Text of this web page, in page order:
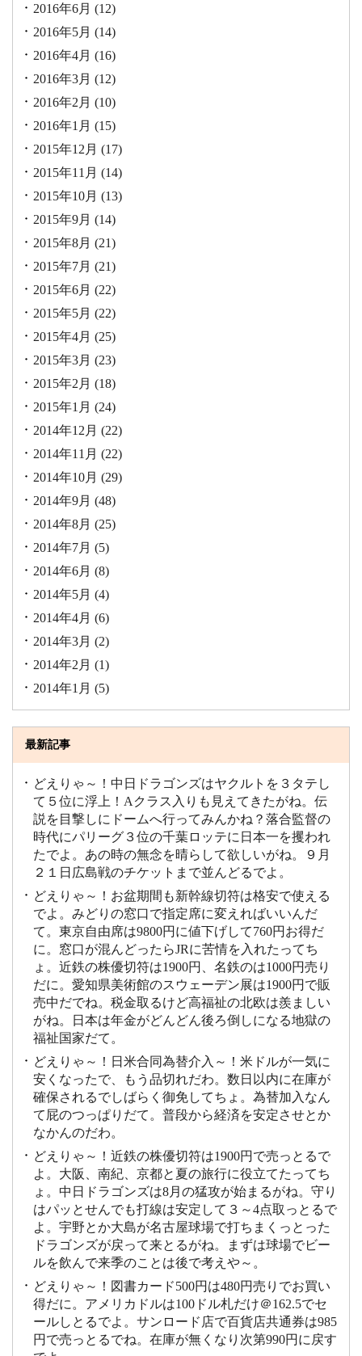
2016年6月 (12)
2016年5月 (14)
2016年4月 (16)
2016年3月 (12)
2016年2月 (10)
2016年1月 (15)
2015年12月 (17)
2015年11月 (14)
2015年10月 (13)
2015年9月 (14)
2015年8月 (21)
2015年7月 (21)
2015年6月 (22)
2015年5月 (22)
2015年4月 (25)
2015年3月 (23)
2015年2月 (18)
2015年1月 (24)
2014年12月 (22)
2014年11月 (22)
2014年10月 (29)
2014年9月 (48)
2014年8月 (25)
2014年7月 (5)
2014年6月 (8)
2014年5月 (4)
2014年4月 (6)
2014年3月 (2)
2014年2月 (1)
2014年1月 (5)
最新記事
どえりゃ～！中日ドラゴンズはヤクルトを３タテし
て５位に浮上！Aクラス入りも見えてきたがね。伝
説を目撃しにドームへ行ってみんかね？落合監督の
時代にパリーグ３位の千葉ロッテに日本一を攫われ
たでよ。あの時の無念を晴らして欲しいがね。９月
２１日広島戦のチケットまで並んどるでよ。
どえりゃ～！お盆期間も新幹線切符は格安で使える
でよ。みどりの窓口で指定席に変えればいいんだ
て。東京自由席は9800円に値下げして760円お得だ
に。窓口が混んどったらJRに苦情を入れたってち
ょ。近鉄の株優切符は1900円、名鉄のは1000円売り
だに。愛知県美術館のスウェーデン展は1900円で販
売中だでね。税金取るけど高福祉の北欧は羨ましい
がね。日本は年金がどんどん後ろ倒しになる地獄の
福祉国家だて。
どえりゃ～！日米合同為替介入～！米ドルが一気に
安くなったで、もう品切れだわ。数日以内に在庫が
確保されるでしばらく御免してちょ。為替加入なん
て屁のつっぱりだて。普段から経済を安定させとか
なかんのだわ。
どえりゃ～！近鉄の株優切符は1900円で売っとるで
よ。大阪、南紀、京都と夏の旅行に役立てたってち
ょ。中日ドラゴンズは8月の猛攻が始まるがね。守り
はパッとせんでも打線は安定して３～4点取っとるで
よ。宇野とか大島が名古屋球場で打ちまくっとった
ドラゴンズが戻って来とるがね。まずは球場でビー
ルを飲んで来季のことは後で考えや～。
どえりゃ～！図書カード500円は480円売りでお買い
得だに。アメリカドルは100ドル札だけ＠162.5でセ
ールしとるでよ。サンロード店で百貨店共通券は985
円で売っとるでね。在庫が無くなり次第990円に戻す